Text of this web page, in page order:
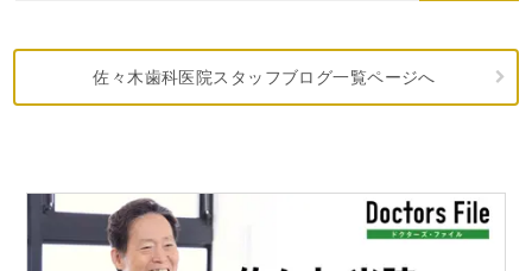
佐々木歯科医院スタッフブログ一覧ページへ